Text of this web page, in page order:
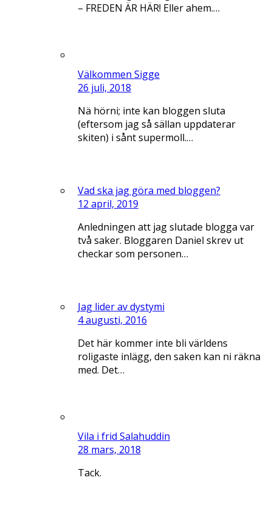
– FREDEN ÄR HÄR! Eller ahem.…
Välkommen Sigge
26 juli, 2018
Nä hörni; inte kan bloggen sluta
(eftersom jag så sällan uppdaterar
skiten) i sånt supermoll.…
Vad ska jag göra med bloggen?
12 april, 2019
Anledningen att jag slutade blogga var
två saker. Bloggaren Daniel skrev ut
checkar som personen…
Jag lider av dystymi
4 augusti, 2016
Det här kommer inte bli världens
roligaste inlägg, den saken kan ni räkna
med. Det…
Vila i frid Salahuddin
28 mars, 2018
Tack.